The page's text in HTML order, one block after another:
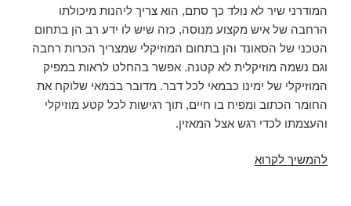
המודרני שיר לא נולד כך סתם, הוא צריך ליהנות מיכולתו
הרחבה של איש מקצוע מנוסה, כזה שיש לו ידע רב הן בתחום
הטכני של הסאונד והן בתחום המוזיקלי שמצריך הכרות רחבה
וגם נשמה מוזיקלית לא קטנה. אפשר בהחלט לראות במפיק
המוזיקלי של ימינו כבמאי לכל דבר. מדובר בבמאי שלוקח את
החומר הכתוב ומפיח בו חיים, תוך רגישות לכל קטע מוזיקלי
והעצמתו לכדי רגש אצל המאזין.
להמשיך לקרוא